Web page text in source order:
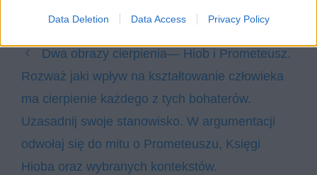
Data Deletion Data Access Privacy Policy
Dwa obrazy cierpienia— Hiob i Prometeusz.
Rozważ jaki wpływ na kształtowanie człowieka
ma cierpienie każdego z tych bohaterów.
Uzasadnij swoje stanowisko. W argumentacji
odwołaj się do mitu o Prometeuszu, Księgi
Hioba oraz wybranych kontekstów.